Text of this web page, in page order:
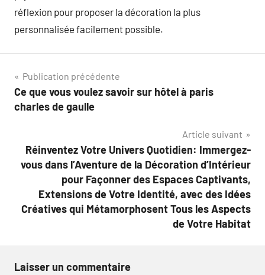
réflexion pour proposer la décoration la plus
personnalisée facilement possible.
Navigation
de
Publication précédente
Ce que vous voulez savoir sur hôtel à paris
charles de gaulle
Article suivant
Réinventez Votre Univers Quotidien: Immergez-
vous dans l’Aventure de la Décoration d’Intérieur
pour Façonner des Espaces Captivants,
Extensions de Votre Identité, avec des Idées
Créatives qui Métamorphosent Tous les Aspects
de Votre Habitat
Laisser un commentaire